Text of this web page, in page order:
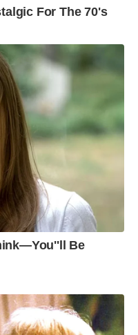
For The 70's
Be